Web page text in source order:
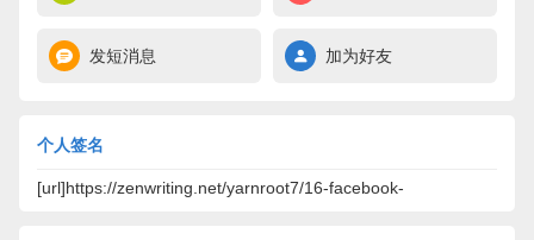
发短消息 加为好友
个人签名
[url]https://zenwriting.net/yarnroot7/16-facebook-